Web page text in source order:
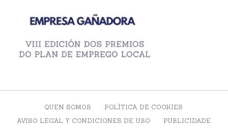
QUEN SOMOS
POLÍTICA DE COOKIES
AVISO LEGAL Y CONDICIONES DE USO
PUBLICIDADE